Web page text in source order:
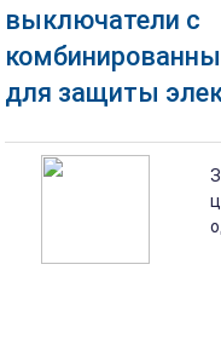
выключатели с
для защиты